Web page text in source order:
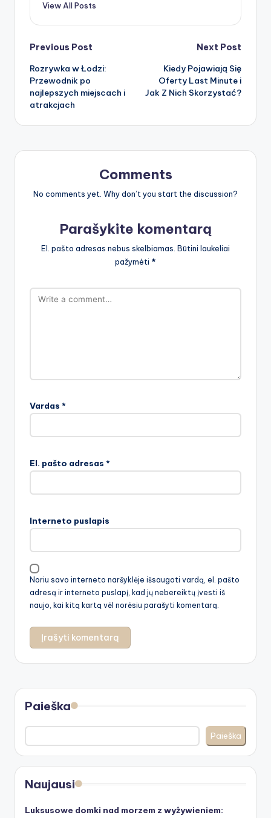
View All Posts
Post
navigation
Previous Post
Rozrywka w Łodzi:
Przewodnik po
najlepszych miejscach i
atrakcjach
Next Post
Kiedy Pojawiają Się
Oferty Last Minute i
Jak Z Nich Skorzystać?
Comments
No comments yet. Why don’t you start the discussion?
Parašykite komentarą
El. pašto adresas nebus skelbiamas. Būtini laukeliai
pažymėti *
Vardas *
El. pašto adresas *
Interneto puslapis
Noriu savo interneto naršyklėje išsaugoti vardą, el. pašto
adresą ir interneto puslapį, kad jų nebereiktų įvesti iš
naujo, kai kitą kartą vėl norėsiu parašyti komentarą.
Paieška
Paieška
Naujausi
Luksusowe domki nad morzem z wyżywieniem: